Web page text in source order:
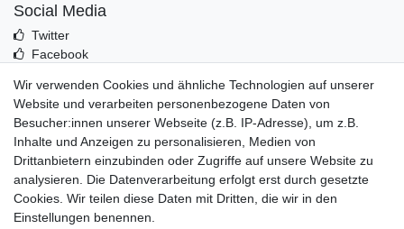
Social Media
Twitter
Facebook
Mehr über uns
Kontakt
Impressum
Zusatzinfos
AGB
Altölentsorgung
Wir verwenden Cookies und ähnliche Technologien auf unserer
Website und verarbeiten personenbezogene Daten von
Besucher:innen unserer Webseite (z.B. IP-Adresse), um z.B.
Inhalte und Anzeigen zu personalisieren, Medien von
Drittanbietern einzubinden oder Zugriffe auf unsere Website zu
analysieren. Die Datenverarbeitung erfolgt erst durch gesetzte
Cookies. Wir teilen diese Daten mit Dritten, die wir in den
Einstellungen benennen.